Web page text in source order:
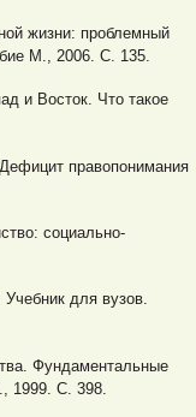
жизни: проблемный
М., 2006. С. 135.
и Восток. Что такое
правопонимания
социально-
Учебник для вузов.
Фундаментальные
1999. С. 398.